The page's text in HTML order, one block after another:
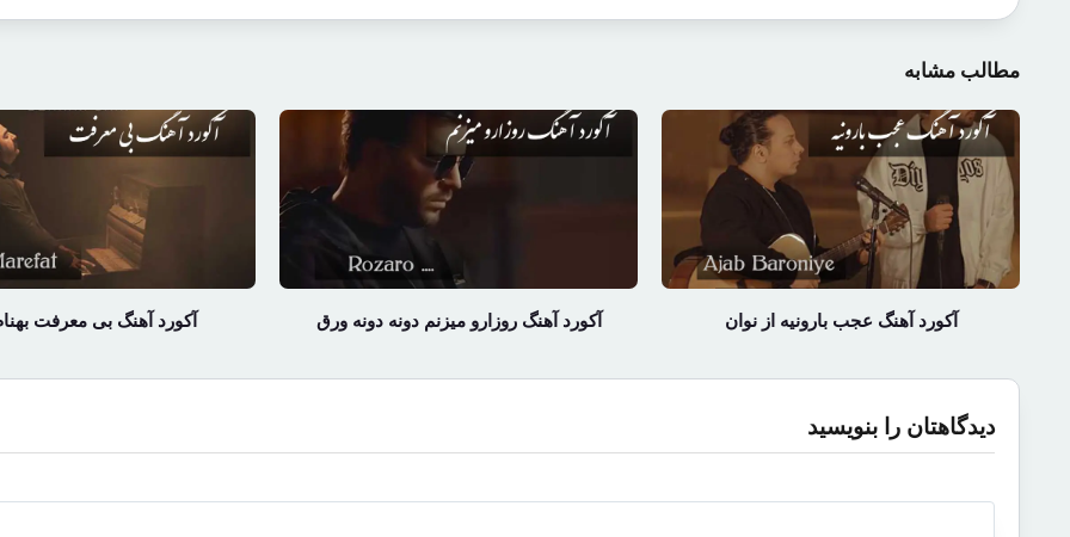
مطالب مشابه
آکورد آهنگ عجب بارونیه از نوان آکورد آهنگ روزارو میزنم دونه دونه ورق آکورد آهنگ بی معرفت
دیدگاهتان را بنویسید